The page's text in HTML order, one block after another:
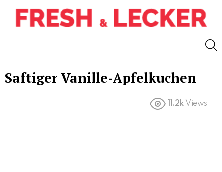
Saftiger Vanille-Apfelkuchen
11.2k Views